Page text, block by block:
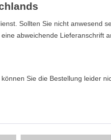
Sollten Sie nicht
abweichende Lieferanschrift
Sie die Bestellung leider